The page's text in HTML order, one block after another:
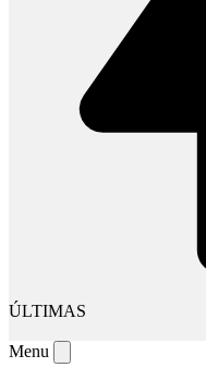
ÚLTIMAS
Menu